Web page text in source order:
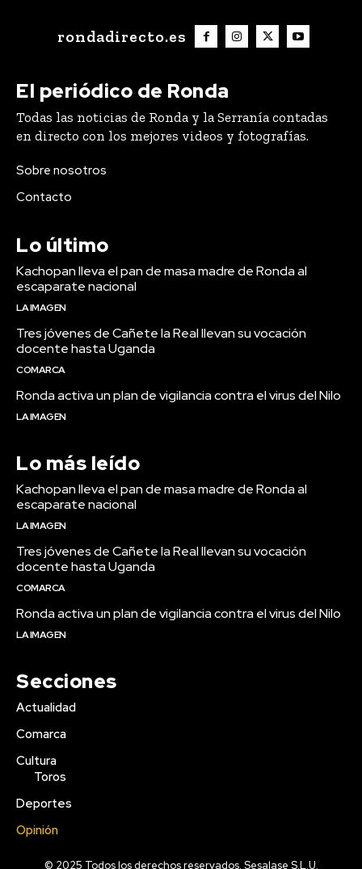
rondadirecto.es
El periódico de Ronda
Todas las noticias de Ronda y la Serranía contadas
en directo con los mejores videos y fotografías.
Sobre nosotros
Contacto
Lo último
Kachopan lleva el pan de masa madre de Ronda al
escaparate nacional
LA IMAGEN
Tres jóvenes de Cañete la Real llevan su vocación
docente hasta Uganda
COMARCA
Ronda activa un plan de vigilancia contra el virus del Nilo
LA IMAGEN
Lo más leído
Kachopan lleva el pan de masa madre de Ronda al
escaparate nacional
LA IMAGEN
Tres jóvenes de Cañete la Real llevan su vocación
docente hasta Uganda
COMARCA
Ronda activa un plan de vigilancia contra el virus del Nilo
LA IMAGEN
Secciones
Actualidad
Comarca
Cultura
Toros
Deportes
Opinión
© 2025 Todos los derechos reservados. Sesalase S.L.U.